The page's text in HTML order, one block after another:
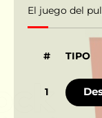
El juego del
# TIPO
1